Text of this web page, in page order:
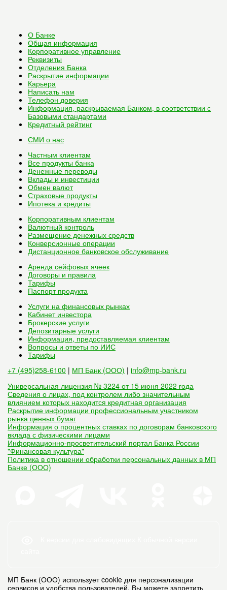
О Банке
Общая информация
Корпоративное управление
Реквизиты
Отделения Банка
Раскрытие информации
Карьера
Написать нам
Телефон доверия
Информация, раскрываемая Банком, в соответствии с
Базовыми стандартами
Кредитный рейтинг
СМИ о нас
Частным клиентам
Все продукты банка
Денежные переводы
Вклады и инвестиции
Обмен валют
Страховые продукты
Ипотека и кредиты
Корпоративным клиентам
Валютный контроль
Размещение денежных средств
Конверсионные операции
Дистанционное банковское обслуживание
Аренда сейфовых ячеек
Договоры и правила
Тарифы
Паспорт продукта
Услуги на финансовых рынках
Кабинет инвестора
Брокерские услуги
Депозитарные услуги
Информация, предоставляемая клиентам
Вопросы и ответы по ИИС
Тарифы
+7 (495)258-6100 | МП Банк (ООО) | info@mp-bank.ru
Универсальная лицензия № 3224 от 15 июня 2022 года
Сведения о лицах, под контролем либо значительным
влиянием которых находится кредитная организация
Раскрытие информации профессиональным участником
рынка ценных бумаг
Информация о процентных ставках по договорам банковского
вклада с физическими лицами
Информационно-просветительский портал Банка России
"Финансовая культура"
Политика в отношении обработки персональных данных в МП
Банке (ООО)
МП Банк (ООО) использует cookie для персонализации
сервисов и удобства пользователей. Вы можете запретить